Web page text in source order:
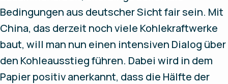
Bedingungen aus deutscher Sicht fair sein. Mit
China, das derzeit noch viele Kohlekraftwerke
baut, will man nun einen intensiven Dialog über
den Kohleausstieg führen. Dabei wird in dem
Papier positiv anerkannt, dass die Hälfte der